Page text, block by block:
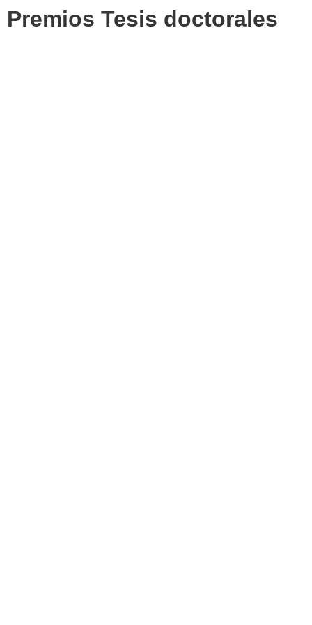
Premios Tesis doctorales